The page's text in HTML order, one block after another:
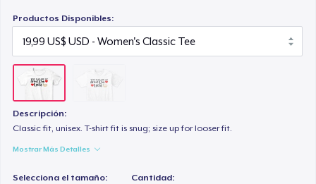
Productos Disponibles:
Descripción:
Classic fit, unisex. T-shirt fit is snug; size up for looser fit.
Mostrar Más Detalles
Selecciona el tamaño: Cantidad: